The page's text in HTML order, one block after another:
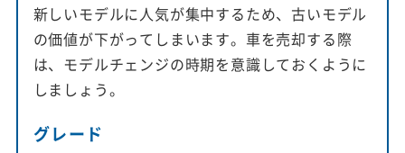
新しいモデルに人気が集中するため、古いモデル
の価値が下がってしまいます。車を売却する際
は、モデルチェンジの時期を意識しておくように
しましょう。
グレード